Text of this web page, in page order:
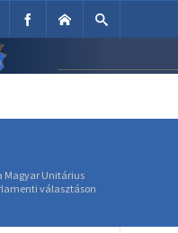
való
Magyar Unitárius
választáson